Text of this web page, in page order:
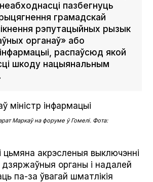
пазбегнуць
грамадскай
рэпутацыйных рызык
органаў» або
распаўсюд якой
шкоду нацыянальным
Маркаў на форуме ў Гомелі. Фота:
цьмяна акрэсленыя выключэнні
органы і надалей
па-за ўвагай шматлікія